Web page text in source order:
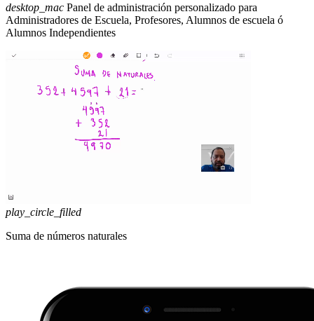
desktop_mac Panel de administración personalizado para
Administradores de Escuela, Profesores, Alumnos de escuela ó
Alumnos Independientes
play_circle_filled
Suma de números naturales